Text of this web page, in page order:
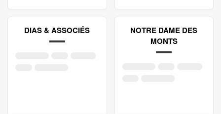
DIAS & ASSOCIÉS
NOTRE DAME DES
MONTS